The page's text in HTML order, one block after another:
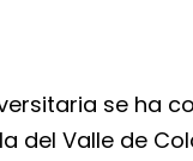
se ha
del Valle de